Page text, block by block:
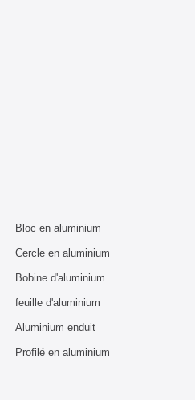
Bloc en aluminium
Cercle en aluminium
Bobine d'aluminium
feuille d'aluminium
Aluminium enduit
Profilé en aluminium